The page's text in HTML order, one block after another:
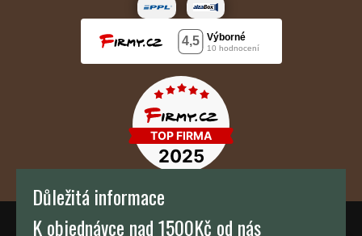
TH KAFFEE s.r.o.
Důležitá informace
K objednávce nad 1500Kč od nás